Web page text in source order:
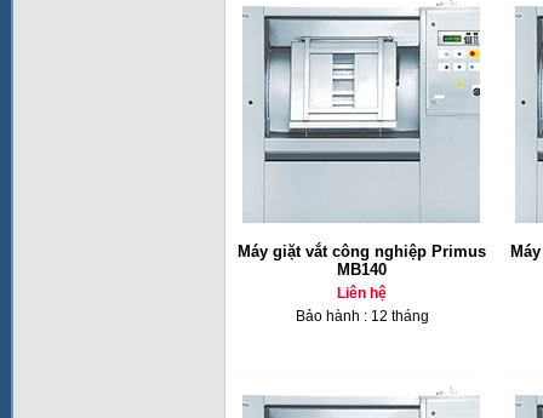
Máy giặt vắt công nghiệp Primus
MB140
Liên hệ
Bảo hành : 12 tháng